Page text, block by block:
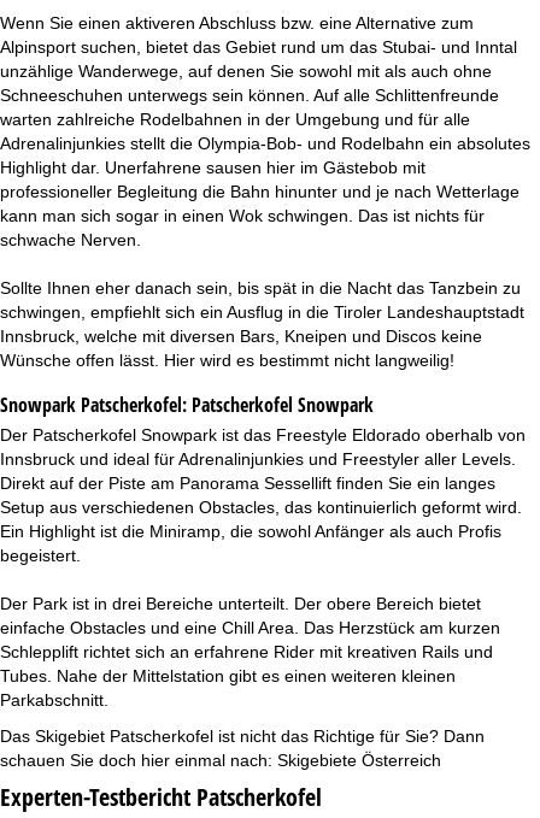
Wenn Sie einen aktiveren Abschluss bzw. eine Alternative zum
Alpinsport suchen, bietet das Gebiet rund um das Stubai- und Inntal
unzählige Wanderwege, auf denen Sie sowohl mit als auch ohne
Schneeschuhen unterwegs sein können. Auf alle Schlittenfreunde
warten zahlreiche Rodelbahnen in der Umgebung und für alle
Adrenalinjunkies stellt die Olympia-Bob- und Rodelbahn ein absolutes
Highlight dar. Unerfahrene sausen hier im Gästebob mit
professioneller Begleitung die Bahn hinunter und je nach Wetterlage
kann man sich sogar in einen Wok schwingen. Das ist nichts für
schwache Nerven.
Sollte Ihnen eher danach sein, bis spät in die Nacht das Tanzbein zu
schwingen, empfiehlt sich ein Ausflug in die Tiroler Landeshauptstadt
Innsbruck, welche mit diversen Bars, Kneipen und Discos keine
Wünsche offen lässt. Hier wird es bestimmt nicht langweilig!
Snowpark Patscherkofel: Patscherkofel Snowpark
Der Patscherkofel Snowpark ist das Freestyle Eldorado oberhalb von
Innsbruck und ideal für Adrenalinjunkies und Freestyler aller Levels.
Direkt auf der Piste am Panorama Sessellift finden Sie ein langes
Setup aus verschiedenen Obstacles, das kontinuierlich geformt wird.
Ein Highlight ist die Miniramp, die sowohl Anfänger als auch Profis
begeistert.
Der Park ist in drei Bereiche unterteilt. Der obere Bereich bietet
einfache Obstacles und eine Chill Area. Das Herzstück am kurzen
Schlepplift richtet sich an erfahrene Rider mit kreativen Rails und
Tubes. Nahe der Mittelstation gibt es einen weiteren kleinen
Parkabschnitt.
Das Skigebiet Patscherkofel ist nicht das Richtige für Sie? Dann
schauen Sie doch hier einmal nach: Skigebiete Österreich
Experten-Testbericht Patscherkofel